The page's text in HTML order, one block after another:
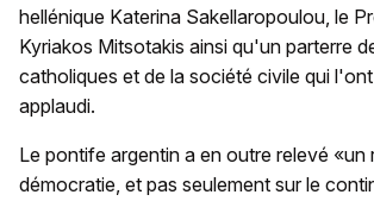
hellénique Katerina Sakellaropoulou, le
Kyriakos Mitsotakis ainsi qu'un parterre
catholiques et de la société civile qui
applaudi.
Le pontife argentin a en outre relevé «un
démocratie, et pas seulement sur le